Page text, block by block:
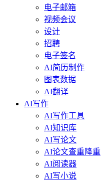
电子邮箱
视频会议
设计
招聘
电子签名
AI简历制作
图表数据
AI翻译
AI写作
AI写作工具
AI知识库
AI写论文
AI论文查重降重
AI阅读器
AI写小说